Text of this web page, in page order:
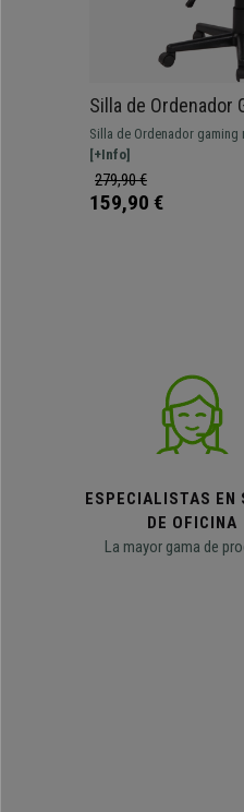
Silla de Ordenador
reposabrazos
malla transpirable
Silla de Ordenador
LOTUS, ¡Realmente
Racer, todo un sillón de un
Bienvenidos a un Gran
[+Info]
279,90 €
159,90 €
ESPECIALISTAS EN
DE OFICINA
La mayor gama de